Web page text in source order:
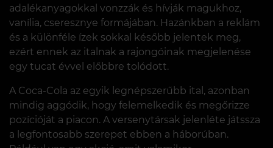
adalékanyagokkal vonzzák és hívják magukhoz,
vanília, cseresznye formájában. Hazánkban a reklám
és a különféle ízek sokkal később jelentek meg,
ezért ennek az italnak a rajongóinak megjelenése
egy tucat évvel előbbre tolódott.
A Coca-Cola az egyik legnépszerűbb ital, azonban
mindig aggódik, hogy felemelkedik és megőrizze
pozícióját a piacon. A versenytársak jelenléte játssza
a legfontosabb szerepet ebben a háborúban.